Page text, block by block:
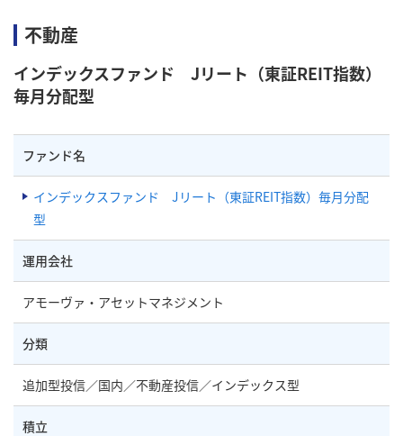
不動産
インデックスファンド Jリート（東証REIT指数）
毎月分配型
ファンド名
インデックスファンド Jリート（東証REIT指数）毎月分配
型
運用会社
アモーヴァ・アセットマネジメント
分類
追加型投信／国内／不動産投信／インデックス型
積立